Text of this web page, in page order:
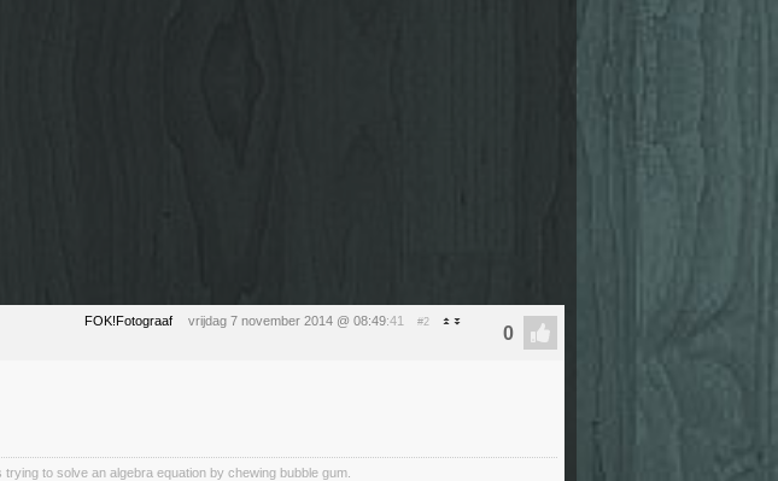
FOK!Fotograaf vrijdag 7 november 2014 @ 08:49:41 #2
to solve an algebra equation by chewing bubble gum.